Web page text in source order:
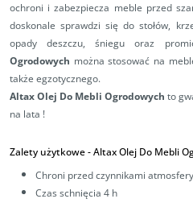
ochroni i zabezpiecza meble przed
doskonale sprawdzi się do stołów,
opady deszczu, śniegu oraz
Ogrodowych można stosować na
także egzotycznego.
Altax Olej Do Mebli Ogrodowych to
na lata !
Zalety użytkowe - Altax Olej Do Mebli
Chroni przed czynnikami
Czas schnięcia 4 h